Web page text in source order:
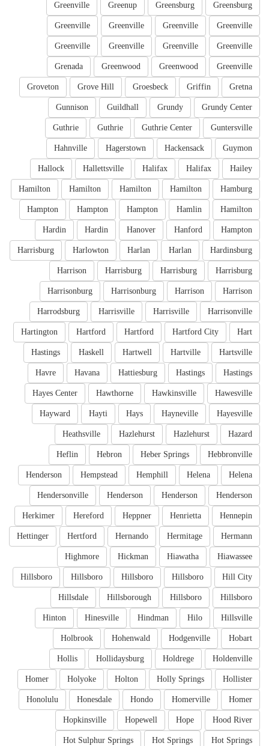
Greensburg
Greensburg
Greenup
Greenville
Greenville
Greenville
Greenville
Greenville
Greenville
Greenville
Greenville
Greenville
Greenville
Greenwood
Greenwood
Grenada
Gretna
Griffin
Groesbeck
Grove Hill
Groveton
Grundy Center
Grundy
Guildhall
Gunnison
Guntersville
Guthrie Center
Guthrie
Guthrie
Guymon
Hackensack
Hagerstown
Hahnville
Hailey
Halifax
Halifax
Hallettsville
Hallock
Hamburg
Hamilton
Hamilton
Hamilton
Hamilton
Hamilton
Hamlin
Hampton
Hampton
Hampton
Hampton
Hanford
Hanover
Hardin
Hardin
Hardinsburg
Harlan
Harlan
Harlowton
Harrisburg
Harrisburg
Harrisburg
Harrisburg
Harrison
Harrison
Harrison
Harrisonburg
Harrisonburg
Harrisonville
Harrisville
Harrisville
Harrodsburg
Hart
Hartford City
Hartford
Hartford
Hartington
Hartsville
Hartville
Hartwell
Haskell
Hastings
Hastings
Hastings
Hattiesburg
Havana
Havre
Hawesville
Hawkinsville
Hawthorne
Hayes Center
Hayesville
Hayneville
Hays
Hayti
Hayward
Hazard
Hazlehurst
Hazlehurst
Heathsville
Hebbronville
Heber Springs
Hebron
Heflin
Helena
Helena
Hemphill
Hempstead
Henderson
Henderson
Henderson
Henderson
Hendersonville
Hennepin
Henrietta
Heppner
Hereford
Herkimer
Hermann
Hermitage
Hernando
Hertford
Hettinger
Hiawassee
Hiawatha
Hickman
Highmore
Hill City
Hillsboro
Hillsboro
Hillsboro
Hillsboro
Hillsboro
Hillsboro
Hillsborough
Hillsdale
Hillsville
Hilo
Hindman
Hinesville
Hinton
Hobart
Hodgenville
Hohenwald
Holbrook
Holdenville
Holdrege
Hollidaysburg
Hollis
Hollister
Holly Springs
Holton
Holyoke
Homer
Homer
Homerville
Hondo
Honesdale
Honolulu
Hood River
Hope
Hopewell
Hopkinsville
Hot Springs
Hot Springs
Hot Sulphur Springs